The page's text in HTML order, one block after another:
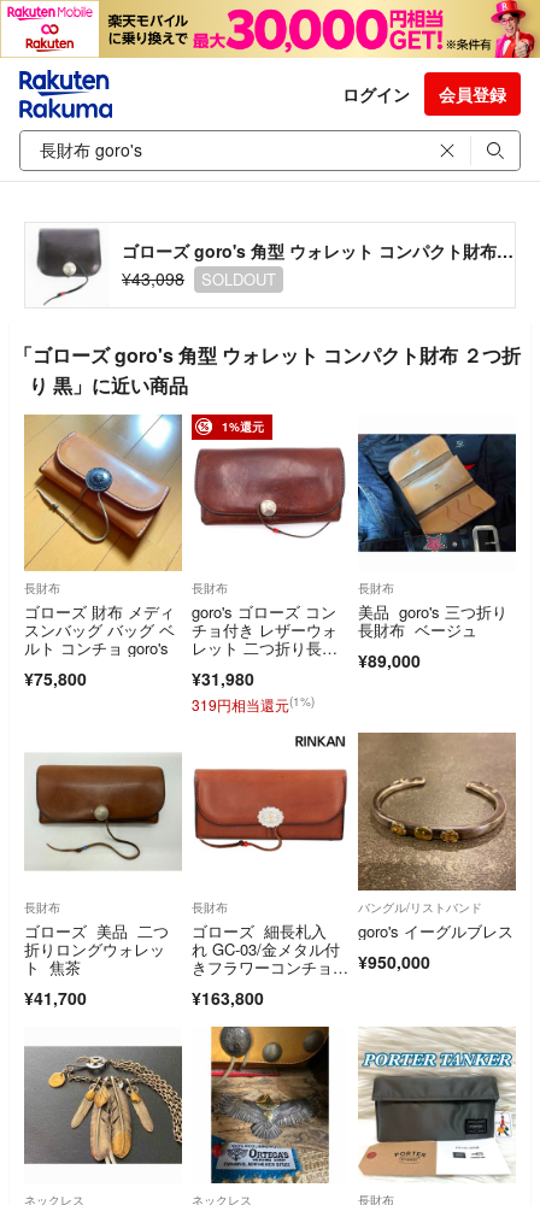
ログイン 会員登録
ゴローズ goro's 角型 ウォレット コンパクト財布 ２つ折り 黒
¥43,098
SOLDOUT
「ゴローズ goro's 角型 ウォレット コンパクト財布 ２つ折
り 黒」に近い商品
長財布
ゴローズ 財布 メディ
スンバッグ バッグ ベ
ルト コンチョ goro's
¥75,800
1%還元
長財布
goro's ゴローズ コン
チョ付き レザーウォ
レット 二つ折り長財
¥31,980
319円相当還元(1%)
長財布
美品 goro's 三つ折り
長財布 ベージュ
¥89,000
長財布
ゴローズ 美品 二つ
折りロングウォレッ
ト 焦茶
¥41,700
長財布
ゴローズ 細長札入
れ GC-03/金メタル付
きフラワーコンチョ付
¥163,800
バングル/リストバンド
goro's イーグルブレス
¥950,000
ネックレス ネックレス 長財布